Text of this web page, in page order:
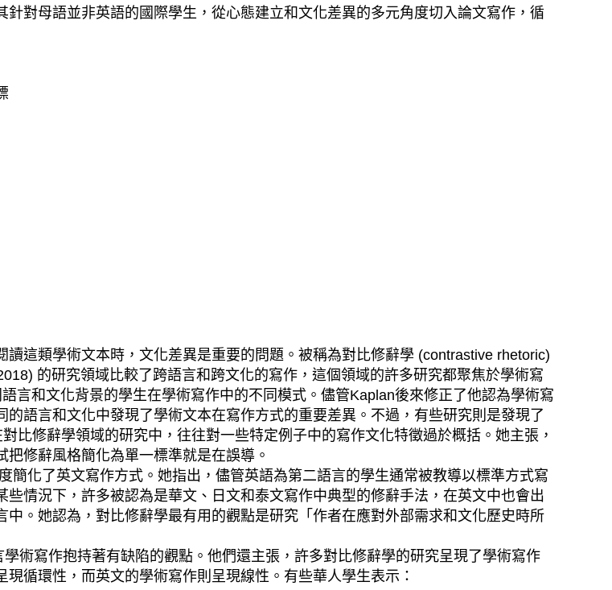
對母語並非英語的國際學生，從心態建立和文化差異的多元角度切入論文寫作，循
類學術文本時，文化差異是重要的問題。被稱為對比修辭學 (contrastive rhetoric)
的研究領域比較了跨語言和跨文化的寫作，這個領域的許多研究都聚焦於學術寫
言和文化背景的學生在學術寫作中的不同模式。儘管Kaplan後來修正了他認為學術寫
語言和文化中發現了學術文本在寫作方式的重要差異。不過，有些研究則是發現了
比修辭學領域的研究中，往往對一些特定例子中的寫作文化特徵過於概括。她主張，
修辭風格簡化為單一標準就是在誤導。
化了英文寫作方式。她指出，儘管英語為第二語言的學生通常被教導以標準方式寫
情況下，許多被認為是華文、日文和泰文寫作中典型的修辭手法，在英文中也會出
。她認為，對比修辭學最有用的觀點是研究「作者在應對外部需求和文化歷史時所
寫作抱持著有缺陷的觀點。他們還主張，許多對比修辭學的研究呈現了學術寫作
循環性，而英文的學術寫作則呈現線性。有些華人學生表示：